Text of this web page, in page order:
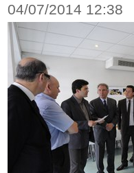
04/07/2014 12:38